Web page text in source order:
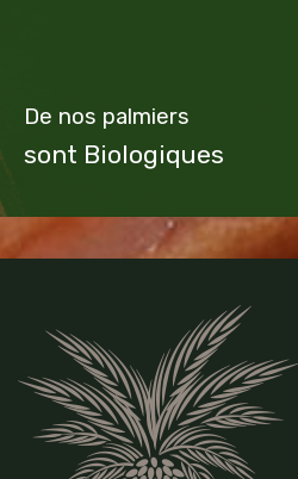
De nos palmiers
sont Biologiques